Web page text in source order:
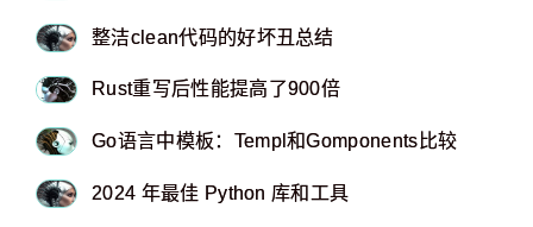
整洁clean代码的好坏丑总结
Rust重写后性能提高了900倍
Go语言中模板：Templ和Gomponents比较
2024 年最佳 Python 库和工具